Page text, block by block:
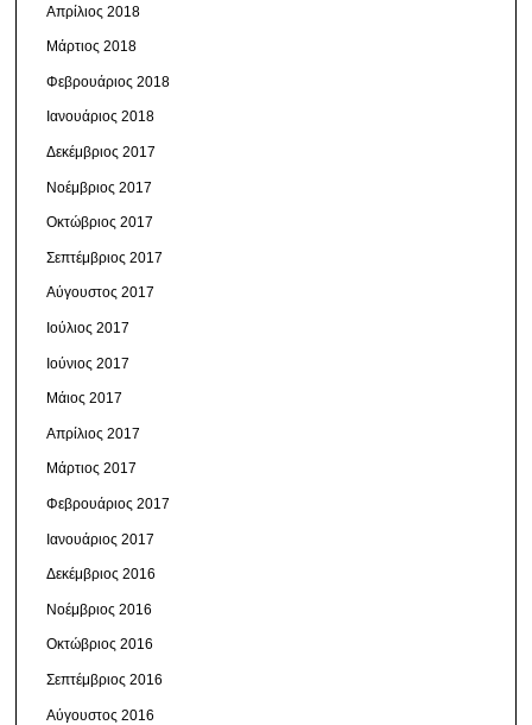
Απρίλιος 2018
Μάρτιος 2018
Φεβρουάριος 2018
Ιανουάριος 2018
Δεκέμβριος 2017
Νοέμβριος 2017
Οκτώβριος 2017
Σεπτέμβριος 2017
Αύγουστος 2017
Ιούλιος 2017
Ιούνιος 2017
Μάιος 2017
Απρίλιος 2017
Μάρτιος 2017
Φεβρουάριος 2017
Ιανουάριος 2017
Δεκέμβριος 2016
Νοέμβριος 2016
Οκτώβριος 2016
Σεπτέμβριος 2016
Αύγουστος 2016